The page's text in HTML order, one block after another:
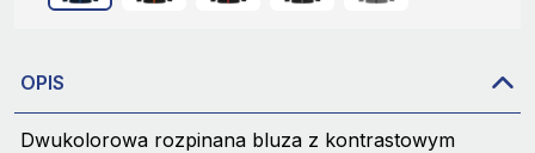
OPIS
Dwukolorowa rozpinana bluza z kontrastowym